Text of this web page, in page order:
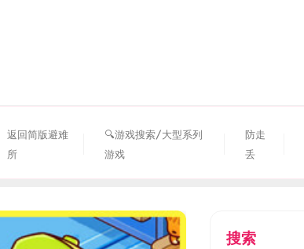
返回简版避难
所
🔍游戏搜索/大型系列
游戏
防走
丢
搜索